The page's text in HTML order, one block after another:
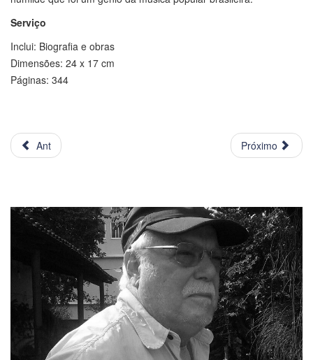
Serviço
Inclui: Biografia e obras
Dimensões: 24 x 17 cm
Páginas: 344
Ant Próximo